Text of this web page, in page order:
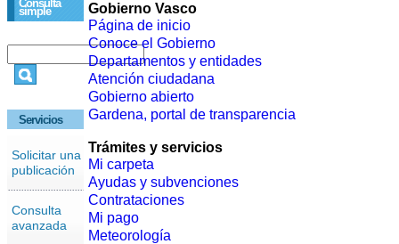
Consulta
simple
Servicios
Solicitar una
publicación
Consulta
avanzada
Gobierno Vasco
Página de inicio
Conoce el Gobierno
Departamentos y entidades
Atención ciudadana
Gobierno abierto
Gardena, portal de transparencia
Trámites y servicios
Mi carpeta
Ayudas y subvenciones
Contrataciones
Mi pago
Meteorología